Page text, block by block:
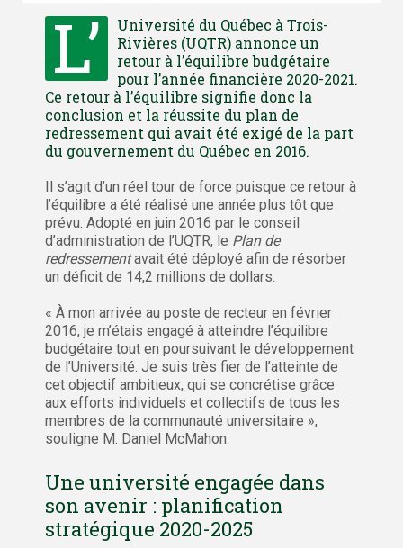
L’
Université du Québec à Trois-
Rivières (UQTR) annonce un
retour à l’équilibre budgétaire
pour l’année financière 2020-2021.
Ce retour à l’équilibre signifie donc la
conclusion et la réussite du plan de
redressement qui avait été exigé de la part
du gouvernement du Québec en 2016.
Il s’agit d’un réel tour de force puisque ce retour à
l’équilibre a été réalisé une année plus tôt que
prévu. Adopté en juin 2016 par le conseil
d’administration de l’UQTR, le Plan de
redressementavait été déployé afin de résorber
un déficit de 14,2 millions de dollars.
« À mon arrivée au poste de recteur en février
2016, je m’étais engagé à atteindre l’équilibre
budgétaire tout en poursuivant le développement
de l’Université. Je suis très fier de l’atteinte de
cet objectif ambitieux, qui se concrétise grâce
aux efforts individuels et collectifs de tous les
membres de la communauté universitaire »,
souligne M. Daniel McMahon.
Une université engagée dans
son avenir : planification
stratégique 2020-2025